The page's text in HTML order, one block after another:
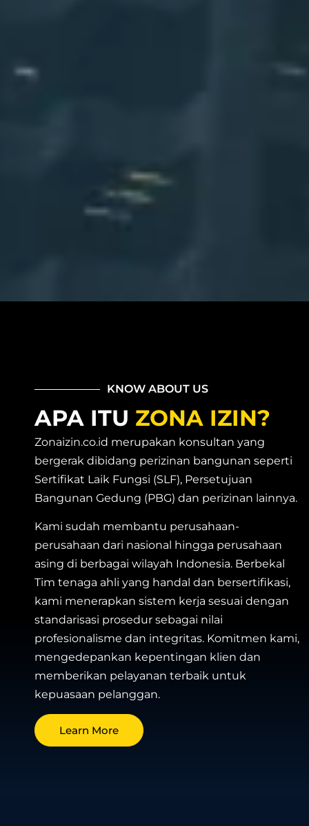
KNOW ABOUT US
APA ITU ZONA IZIN?
Zonaizin.co.id merupakan konsultan yang
bergerak dibidang perizinan bangunan seperti
Sertifikat Laik Fungsi (SLF), Persetujuan
Bangunan Gedung (PBG) dan perizinan lainnya.
Kami sudah membantu perusahaan-
perusahaan dari nasional hingga perusahaan
asing di berbagai wilayah Indonesia. Berbekal
Tim tenaga ahli yang handal dan bersertifikasi,
kami menerapkan sistem kerja sesuai dengan
standarisasi prosedur sebagai nilai
profesionalisme dan integritas. Komitmen kami,
mengedepankan kepentingan klien dan
memberikan pelayanan terbaik untuk
kepuasaan pelanggan.
Learn More